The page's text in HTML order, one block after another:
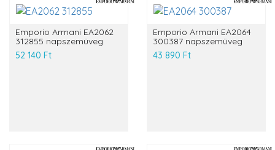
Emporio Armani EA2062
312855 napszemüveg
52 140 Ft
Emporio Armani EA2064
300387 napszemüveg
43 890 Ft